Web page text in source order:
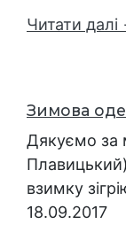
Читати
Зимова
Дякуємо за
взимку
18.09.2017